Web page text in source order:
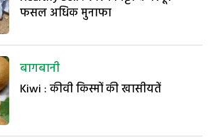
फसल अधिक मुनाफा
बागबानी
Kiwi : कीवी किस्मों की खासीयतें